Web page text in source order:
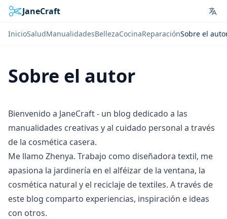
JaneCraft
InicioSaludManualidadesBellezaCocinaReparaciónSobre el
Sobre el autor
Bienvenido a JaneCraft - un blog dedicado a las
manualidades creativas y al cuidado personal a través
de la cosmética casera.
Me llamo Zhenya. Trabajo como diseñadora textil, me
apasiona la jardinería en el alféizar de la ventana, la
cosmética natural y el reciclaje de textiles. A través de
este blog comparto experiencias, inspiración e ideas
con otros.